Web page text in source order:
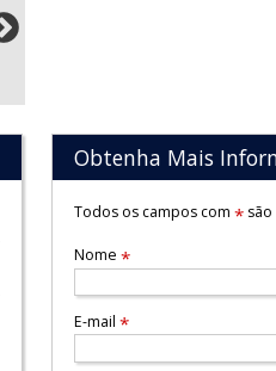
Obtenha Mais
Todos os campos com *são
Nome *
E-mail *